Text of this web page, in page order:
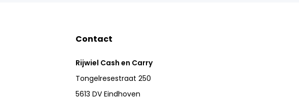
Contact
Rijwiel Cash en Carry
Tongelresestraat 250
5613 DV Eindhoven